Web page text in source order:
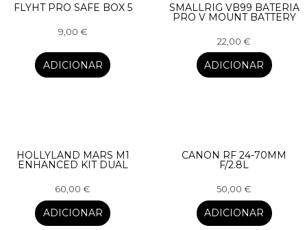
FLYHT PRO SAFE BOX 5
9,00 €
ADICIONAR
SMALLRIG VB99 BATERIA
PRO V MOUNT BATTERY
22,00€
ADICIONAR
HOLLYLAND MARS M1
ENHANCED KIT DUAL
60,00€
ADICIONAR
CANON RF 24-70MM
F/2.8L
50,00€
ADICIONAR